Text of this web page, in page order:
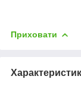
Приховати